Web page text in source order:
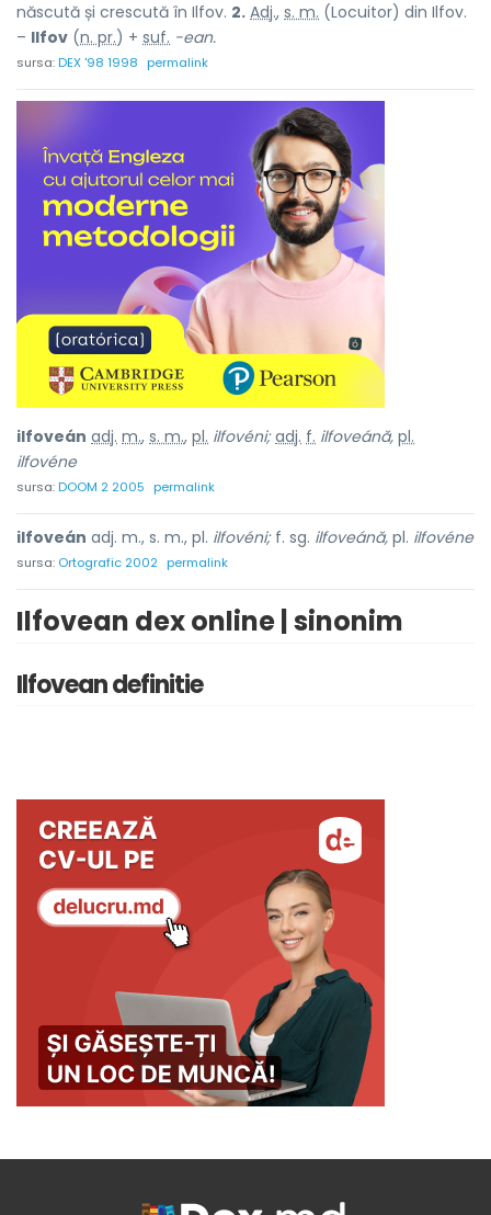
născută și crescută în Ilfov. 2. Adj., s. m. (Locuitor) din Ilfov.
– Ilfov (n. pr.) + suf. -ean.
sursa:DEX '98 1998 permalink
ilfoveán adj. m., s. m., pl. ilfovéni; adj. f. ilfoveánă, pl.
ilfovéne
sursa:DOOM 2 2005 permalink
ilfoveán adj. m., s. m., pl. ilfovéni;f. sg. ilfoveánă, pl. ilfovéne
sursa: Ortografic 2002 permalink
Ilfovean dex online | sinonim
Ilfovean definitie